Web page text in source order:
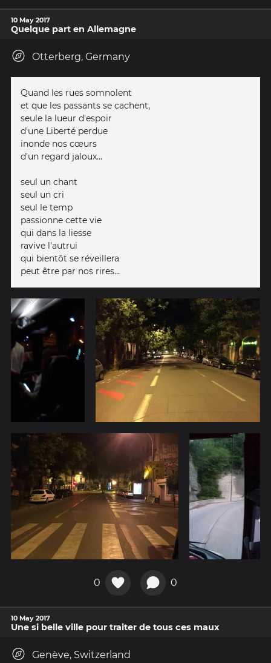
10 May 2017
Quelque part en Allemagne
Otterberg, Germany
Quand les rues somnolent
et que les passants se cachent,
seule la lueur d'espoir
d'une Liberté perdue
inonde nos cœurs
d'un regard jaloux...
seul un chant
seul un cri
seul le temp
passionne cette vie
qui dans la liesse
ravive l'autrui
qui bientôt se réveillera
peut être par nos rires...
0 0
10 May 2017
Une si belle ville pour traiter de tous ces maux
Genève, Switzerland